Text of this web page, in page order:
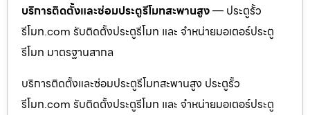
บริการติดตั้งและซ่อมประตูรีโมทสะพานสูง— ประตูรั้ว
รีโมท.com รับติดตั้งประตูรีโมท และ จำหน่ายมอเตอร์ประตู
รีโมท มาตรฐานสากล
บริการติดตั้งและซ่อมประตูรีโมทสะพานสูง ประตูรั้ว
รีโมท.com รับติดตั้งประตูรีโมท และ จำหน่ายมอเตอร์ประตู